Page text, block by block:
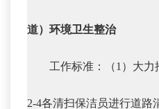
道）环境卫生整治
工作标准：（1）大
2-4各清扫保洁员进行道路